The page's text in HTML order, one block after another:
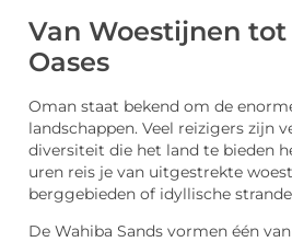
Van Woestijnen tot
Oases
Oman staat bekend om de
landschappen. Veel reizigers zijn
diversiteit die het land te bieden
uren reis je van uitgestrekte
berggebieden of idyllische
De Wahiba Sands vormen één